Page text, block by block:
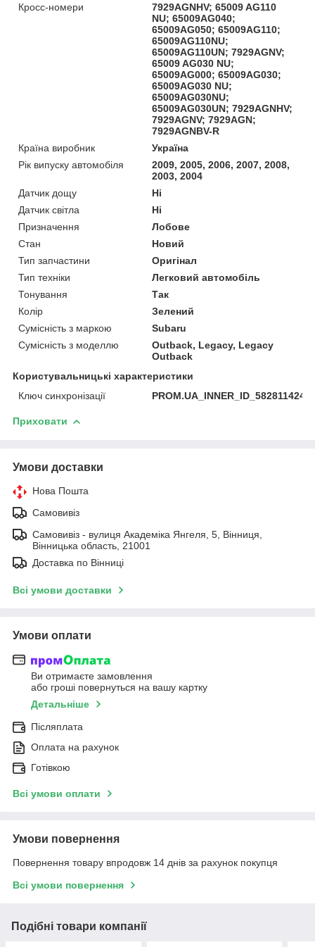
Кросс-номери
7929AGNHV; 65009 AG110
NU; 65009AG040;
65009AG050; 65009AG110;
65009AG110NU;
65009AG110UN; 7929AGNV;
65009 AG030 NU;
65009AG000; 65009AG030;
65009AG030 NU;
65009AG030NU;
65009AG030UN; 7929AGNHV;
7929AGNV; 7929AGN;
7929AGNBV-R
Країна виробник
Україна
Рік випуску автомобіля
2009, 2005, 2006, 2007, 2008,
2003, 2004
Датчик дощу
Ні
Датчик світла
Ні
Призначення
Лобове
Стан
Новий
Тип запчастини
Оригінал
Тип техніки
Легковий автомобіль
Тонування
Так
Колір
Зелений
Сумісність з маркою
Subaru
Сумісність з моделлю
Outback, Legacy, Legacy
Outback
Користувальницькі характеристики
Ключ синхронізації
PROM.UA_INNER_ID_582811424
Приховати
Умови доставки
Нова Пошта
Самовивіз
Самовивіз - вулиця Академіка Янгеля, 5, Вінниця,
Вінницька область, 21001
Доставка по Вінниці
Всі умови доставки
Умови оплати
Ви отримаєте замовлення
або гроші повернуться на вашу картку
Детальніше
Післяплата
Оплата на рахунок
Готівкою
Всі умови оплати
Умови повернення
Повернення товару впродовж 14 днів за рахунок покупця
Всі умови повернення
Подібні товари компанії